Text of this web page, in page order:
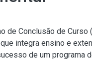
de Conclusão de Curso
integra ensino e
de um programa